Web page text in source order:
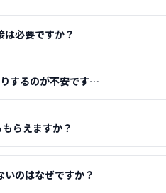
は必要ですか？
するのが不安です…
らえますか？
のはなぜですか？